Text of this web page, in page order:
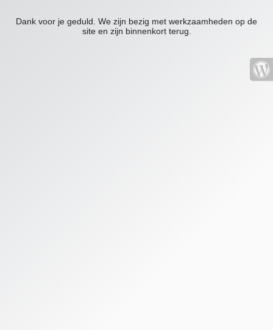
Dank voor je geduld. We zijn bezig met werkzaamheden op de
site en zijn binnenkort terug.